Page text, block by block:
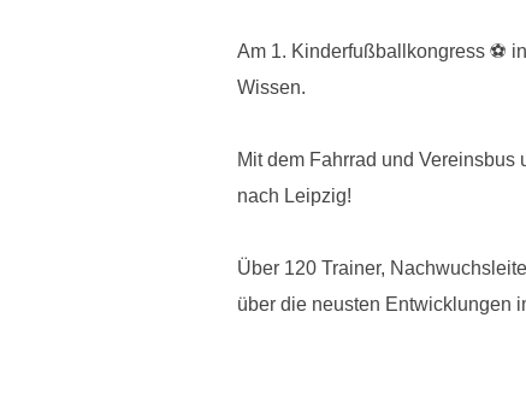
Am 1. Kinderfußballkongress ⚽
Wissen.
Mit dem Fahrrad und
nach Leipzig!
Über 120 Trainer,
über die neusten Entwicklungen